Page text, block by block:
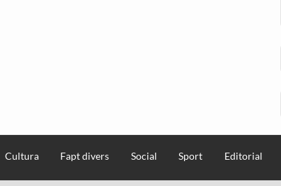
Cultura Fapt divers Social Sport Editorial